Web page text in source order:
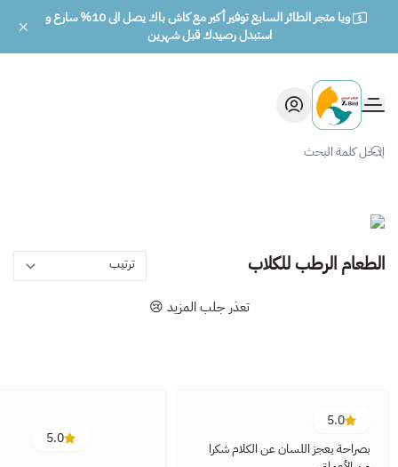
ويا متجر الطائر السابع توفير أكبر مع كاش باك يصل الى 10% سارع و
استبدل رصيدك قبل شهرين
الطائر السابع للحيوانات
الطعام الرطب للكلاب
تعذر جلب المزيد 😢
5.0
بصراحة يعجز اللسان عن الكلام شكرا
5.0